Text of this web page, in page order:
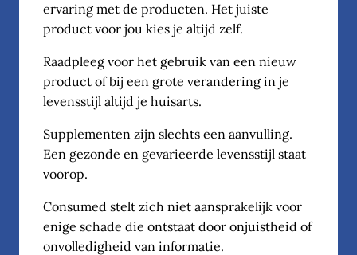
ervaring met de producten. Het juiste
product voor jou kies je altijd zelf.
Raadpleeg voor het gebruik van een nieuw
product of bij een grote verandering in je
levensstijl altijd je huisarts.
Supplementen zijn slechts een aanvulling.
Een gezonde en gevarieerde levensstijl staat
voorop.
Consumed stelt zich niet aansprakelijk voor
enige schade die ontstaat door onjuistheid of
onvolledigheid van informatie.